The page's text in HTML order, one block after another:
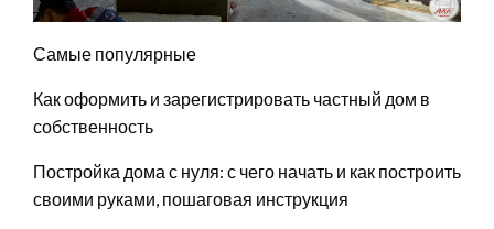
Самые популярные
Как оформить и зарегистрировать частный дом в
собственность
Постройка дома с нуля: с чего начать и как построить
своими руками, пошаговая инструкция